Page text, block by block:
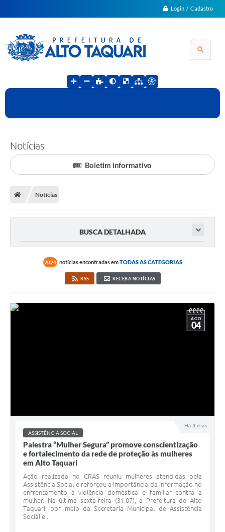
Login / Cadastro
Notícias
Boletim informativo
Notícias
BUSCA DETALHADA
2024 notícias encontradas emTODAS AS CATEGORIAS
RSS RECEBA NOTÍCIAS
Há 3 dias
AGO
04
ASSISTÊNCIA SOCIAL
Palestra “Mulher Segura” promove conscientização
e fortalecimento da rede de proteção às mulheres
em Alto Taquari
Ação realizada no CRAS reuniu mulheres atendidas pela
Assistência Social e reforçou a importância da informação no
enfrentamento à violência doméstica e familiar contra a
mulher. Na última sexta-feira (31.07), a Prefeitura de Alto
Taquari, por meio da Secretaria Municipal de Assistência
Social e...